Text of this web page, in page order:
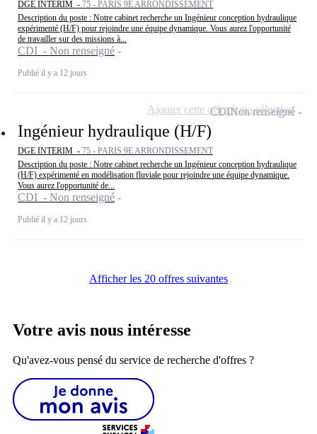
DGE INTERIM - 75 - PARIS 9E ARRONDISSEMENT
Description du poste : Notre cabinet recherche un Ingénieur conception hydraulique
expérimenté (H/F) pour rejoindre une équipe dynamique. Vous aurez l'opportunité
de travailler sur des missions à...
CDI - Non renseigné
Publié il y a 12 jours
Ingénieur hydraulique (H/F)
DGE INTERIM - 75 - PARIS 9E ARRONDISSEMENT
Description du poste : Notre cabinet recherche un Ingénieur conception hydraulique
(H/F) expérimenté en modélisation fluviale pour rejoindre une équipe dynamique.
Vous aurez l'opportunité de...
CDI - Non renseigné
Publié il y a 12 jours
CDINon renseigné
Ajouter cette offre à ma sélection
Afficher les 20 offres suivantes
Votre avis nous intéresse
Qu'avez-vous pensé du service de recherche d'offres ?